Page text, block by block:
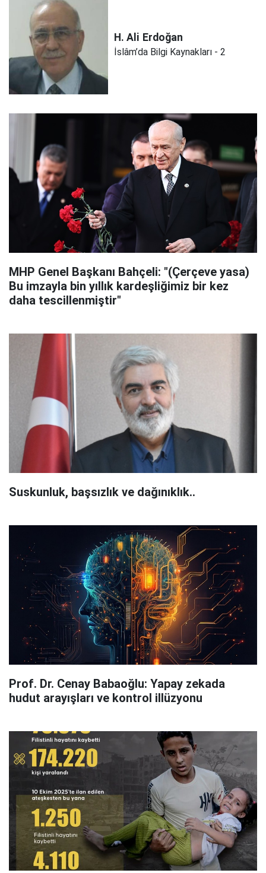
H. Ali Erdoğan
İslâm’da Bilgi Kaynakları - 2
MHP Genel Başkanı Bahçeli: "(Çerçeve yasa)
Bu imzayla bin yıllık kardeşliğimiz bir kez
daha tescillenmiştir"
Suskunluk, başsızlık ve dağınıklık..
Prof. Dr. Cenay Babaoğlu: Yapay zekada
hudut arayışları ve kontrol illüzyonu